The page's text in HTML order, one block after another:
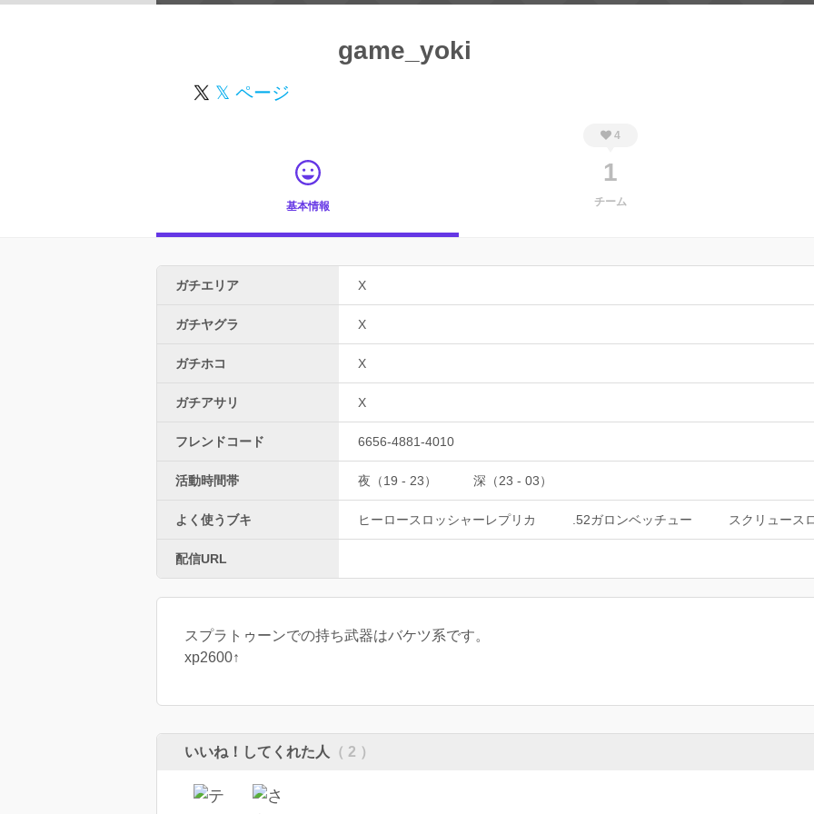
game_yoki
𝕏 ページ
基本情報
4
1
チーム
ガチエリア X
ガチヤグラ X
ガチホコ X
ガチアサリ X
フレンドコード 6656-4881-4010
活動時間帯 夜（19 - 23） 深（23 - 03）
よく使うブキ ヒーロースロッシャーレプリカ .52ガロンベッチュー スクリュース
配信URL
スプラトゥーンでの持ち武器はバケツ系です。
xp2600↑
いいね！してくれた人 （ 2 ）